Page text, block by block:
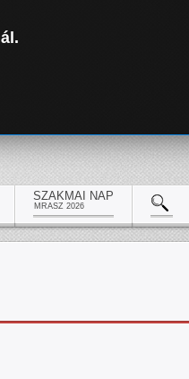
SZAKMAI NAP
MRASZ 2026